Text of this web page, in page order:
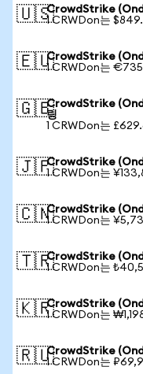
🇺🇸CrowdStrike
1 CRWDon는
🇪🇺CrowdStrike
1 CRWDon는
🇬🇧CrowdStrike
링
1 CRWDon는
🇯🇵CrowdStrike
1 CRWDon는
🇨🇳CrowdStrike
1 CRWDon는
🇹🇷CrowdStrike
1 CRWDon는
🇰🇷CrowdStrike
1 CRWDon는
🇷🇺CrowdStrike
1 CRWDon는